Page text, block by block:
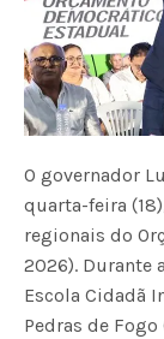
O governador
quarta-feira
regionais do
2026). Durante
Escola Cidadã
Pedras de